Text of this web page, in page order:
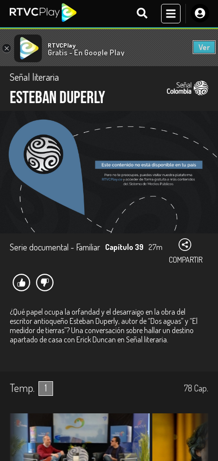
× RTVCPlay
Gratis - En Google Play
Ver
Señal literaria
Esteban Duperly
Serie documental - Familiar Capítulo 39 27m
COMPARTIR
¿Qué papel ocupa la orfandad y el desarraigo en la obra del
escritor antioqueño Esteban Duperly, autor de “Dos aguas” y “El
medidor de tierras”? Una conversación sobre hallar un destino
apartado de casa con Erick Duncan en Señal literaria.
Temp. 1 78 Cap.